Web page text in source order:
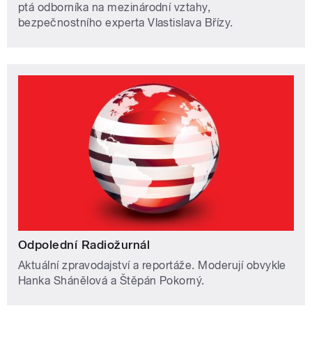
ptá odborníka na mezinárodní vztahy,
bezpečnostního experta Vlastislava Břízy.
Odpolední Radiožurnál
Aktuální zpravodajství a reportáže. Moderují obvykle
Hanka Shánělová a Štěpán Pokorný.